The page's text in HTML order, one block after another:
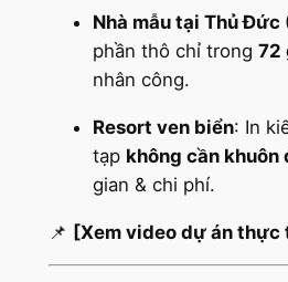
Nhà mẫu tại Thủ Đức
phần thô chỉ trong 72
nhân công.
Resort ven biển: In
tạp không cần khuôn
gian & chi phí.
📌 [Xem video dự án thực